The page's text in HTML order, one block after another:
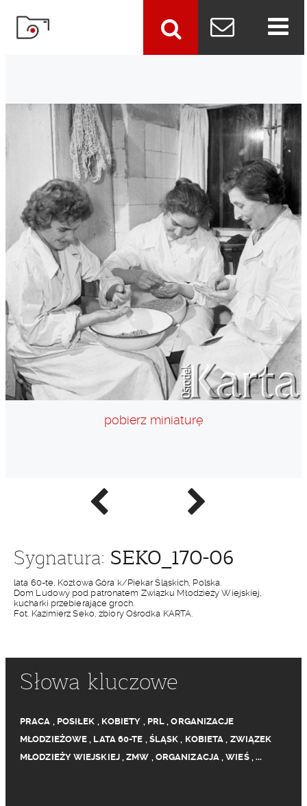
Poprzednie
zdjęcie
Następne
zdjęcie
pobierz miniaturę
Sygnatura: SEKO_170-06
lata 60-te, Kozłowa Góra k/Piekar Śląskich, Polska.
Dom Ludowy pod patronatem Związku Młodzieży Wiejskiej,
kucharki przebierające groch.
Fot. Kazimierz Seko, zbiory Ośrodka KARTA.
Słowa kluczowe
PRACA , POSIŁEK , KOBIETY , PRL ,ORGANIZACJE
MŁODZIEŻOWE , LATA 60-TE , ŚLĄSK , KOBIETA , ZWIĄZEK
MŁODZIEŻY WIEJSKIEJ,ZMW , ORGANIZACJA,WIEŚ, ...